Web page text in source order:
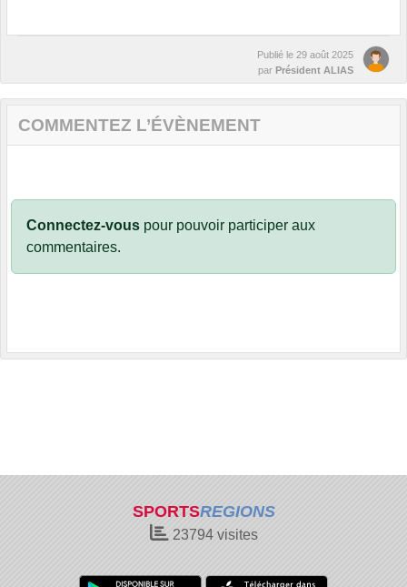
Publié le 29 août 2025
par Président ALIAS
COMMENTEZ L’ÉVÈNEMENT
Connectez-vous pour pouvoir participer aux
commentaires.
SPORTSREGIONS
23794visites